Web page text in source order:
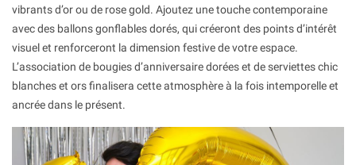
vibrants d’or ou de rose gold. Ajoutez une touche contemporaine
avec des ballons gonflables dorés, qui créeront des points d’intérêt
visuel et renforceront la dimension festive de votre espace.
L’association de bougies d’anniversaire dorées et de serviettes chic
blanches et ors finalisera cette atmosphère à la fois intemporelle et
ancrée dans le présent.